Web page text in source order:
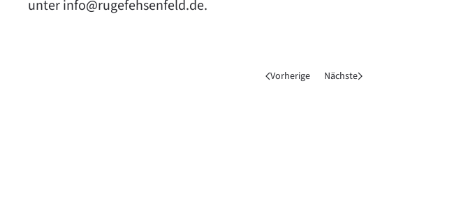
unterinfo@rugefehsenfeld.de.
Vorherige Nächste